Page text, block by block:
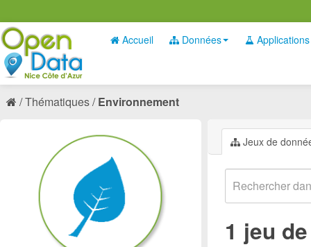
Accueil Données Applications
Thématiques Environnement
Jeux de
1 jeu